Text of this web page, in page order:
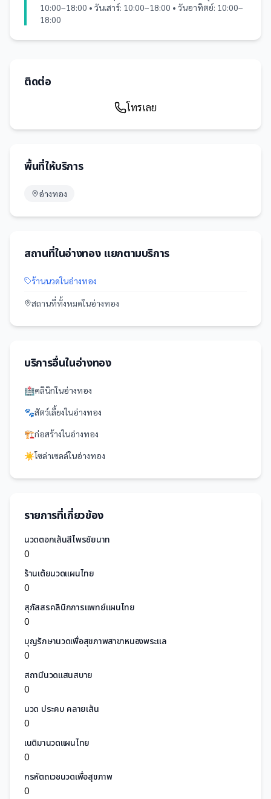
10:00–18:00 • วันเสาร์: 10:00–18:00 • วันอาทิตย์: 10:00–
18:00
ติดต่อ
โทรเลย
พื้นที่ให้บริการ
อ่างทอง
สถานที่ในอ่างทองแยกตามบริการ
ร้านนวดในอ่างทอง
สถานที่ทั้งหมดในอ่างทอง
บริการอื่นในอ่างทอง
🏥คลินิกในอ่างทอง
🐾สัตว์เลี้ยงในอ่างทอง
🏗️ก่อสร้างในอ่างทอง
☀️โซล่าเซลล์ในอ่างทอง
รายการที่เกี่ยวข้อง
นวดตอกเส้นสีไพรชัยนาท
0
ร้านเต้ยนวดแผนไทย
0
สุภัสสรคลินิกการแพทย์แผนไทย
0
บุญรักษานวดเพื่อสุขภาพสาขาหนองพระแล
0
สถานีนวดแสนสบาย
0
นวด ประคบ คลายเส้น
0
เนติมานวดแผนไทย
0
กรหัตถเวชนวดเพื่อสุขภาพ
0